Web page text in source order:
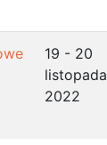
19 - 20
listopada
2022